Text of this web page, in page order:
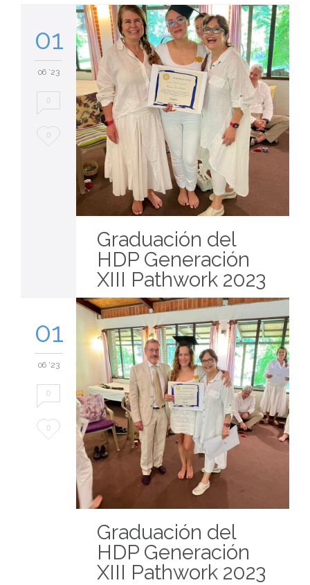
01
06 '23
0
Love
0
Graduación del
HDP Generación
XIII Pathwork 2023
01
06 '23
0
Love
0
Graduación del
HDP Generación
XIII Pathwork 2023